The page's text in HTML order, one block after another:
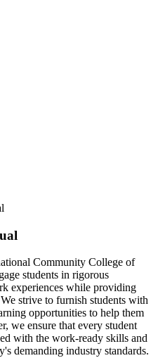
Community College of
students in rigorous
experiences while providing
strive to furnish students with
opportunities to help them
we ensure that every student
with the work-ready skills and
demanding industry standards.